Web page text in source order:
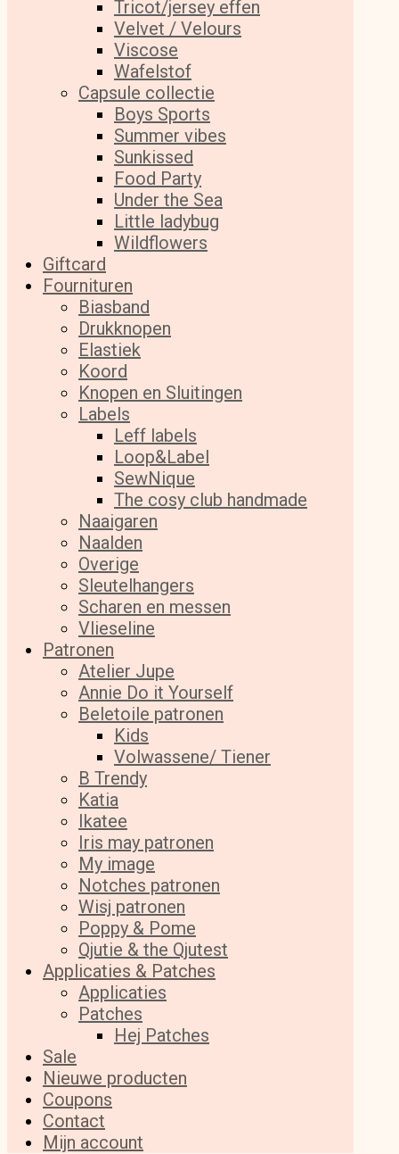
Tricot/jersey effen
Velvet / Velours
Viscose
Wafelstof
Capsule collectie
Boys Sports
Summer vibes
Sunkissed
Food Party
Under the Sea
Little ladybug
Wildflowers
Giftcard
Fournituren
Biasband
Drukknopen
Elastiek
Koord
Knopen en Sluitingen
Labels
Leff labels
Loop&Label
SewNique
The cosy club handmade
Naaigaren
Naalden
Overige
Sleutelhangers
Scharen en messen
Vlieseline
Patronen
Atelier Jupe
Annie Do it Yourself
Beletoile patronen
Kids
Volwassene/ Tiener
B Trendy
Katia
Ikatee
Iris may patronen
My image
Notches patronen
Wisj patronen
Poppy & Pome
Qjutie & the Qjutest
Applicaties & Patches
Applicaties
Patches
Hej Patches
Sale
Nieuwe producten
Coupons
Contact
Mijn account